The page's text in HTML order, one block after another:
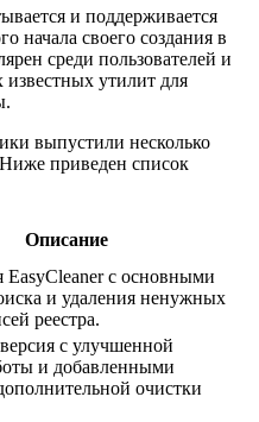
и поддерживается
начала своего создания в
среди пользователей и
утилит для
выпустили несколько
приведен список
Описание
EasyCleaner с основными
и удаления ненужных
реестра.
с улучшенной
и добавленными
очистки